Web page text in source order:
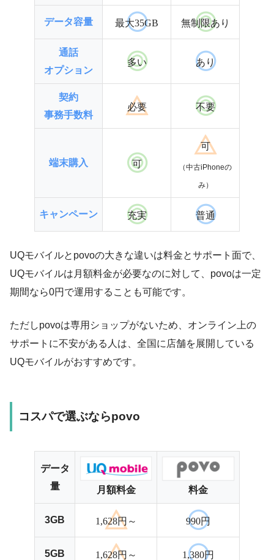
データ容量 最大35GB 無制限あり
通話
オプション
多い あり
契約
事務手数料
必要 不要
端末購入 可
可
（中古iPhoneの
み）
キャンペーン 充実 普通
UQモバイルとpovoの大きな違いは料金とサポート面で、
UQモバイルは月額料金が必要なのに対して、povoは一定
期間なら0円で運用することも可能です。
ただしpovoは専用ショップがないため、オンライン上の
サポートに不安がある人は、全国に店舗を展開している
UQモバイルがおすすめです。
コスパで選ぶならpovo
データ
量
月額料金 料金
3GB 1,628円～ 990円
5GB 1,628円～ 1,380円